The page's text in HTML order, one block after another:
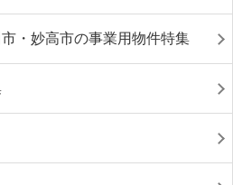
・妙高市の事業用物件特集